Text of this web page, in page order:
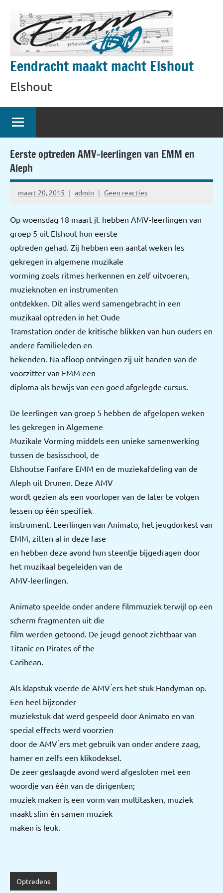
inhoud
springen
Eendracht maakt macht Elshout
Elshout
Eerste optreden AMV-leerlingen van EMM en
Aleph
maart 20, 2015 admin Geen reacties
Op woensdag 18 maart jl. hebben AMV-leerlingen van
groep 5 uit Elshout hun eerste
optreden gehad. Zij hebben een aantal weken les
gekregen in algemene muzikale
vorming zoals ritmes herkennen en zelf uitvoeren,
muzieknoten en instrumenten
ontdekken. Dit alles werd samengebracht in een
muzikaal optreden in het Oude
Tramstation onder de kritische blikken van hun ouders en
andere familieleden en
bekenden. Na afloop ontvingen zij uit handen van de
voorzitter van EMM een
diploma als bewijs van een goed afgelegde cursus.
De leerlingen van groep 5 hebben de afgelopen weken
les gekregen in Algemene
Muzikale Vorming middels een unieke samenwerking
tussen de basisschool, de
Elshoutse Fanfare EMM en de muziekafdeling van de
Aleph uit Drunen. Deze AMV
wordt gezien als een voorloper van de later te volgen
lessen op één specifiek
instrument. Leerlingen van Animato, het jeugdorkest van
EMM, zitten al in deze fase
en hebben deze avond hun steentje bijgedragen door
het muzikaal begeleiden van de
AMV-leerlingen.
Animato speelde onder andere filmmuziek terwijl op een
scherm fragmenten uit die
film werden getoond. De jeugd genoot zichtbaar van
Titanic en Pirates of the
Caribean.
Als klapstuk voerde de AMV ́ers het stuk Handyman op.
Een heel bijzonder
muziekstuk dat werd gespeeld door Animato en van
special effects werd voorzien
door de AMV ́ers met gebruik van onder andere zaag,
hamer en zelfs een klikodeksel.
De zeer geslaagde avond werd afgesloten met een
woordje van één van de dirigenten;
muziek maken is een vorm van multitasken, muziek
maakt slim én samen muziek
maken is leuk.
Optredens